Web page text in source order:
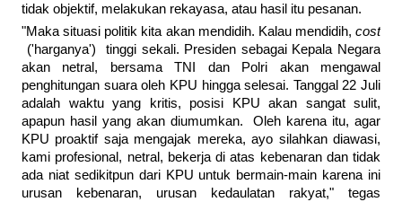
tidak objektif, melakukan rekayasa, atau hasil itu pesanan.
"Maka situasi politik kita akan mendidih. Kalau mendidih, cost
('harganya') tinggi sekali. Presiden sebagai Kepala Negara
akan netral, bersama TNI dan Polri akan mengawal
penghitungan suara oleh KPU hingga selesai. Tanggal 22 Juli
adalah waktu yang kritis, posisi KPU akan sangat sulit,
apapun hasil yang akan diumumkan. Oleh karena itu, agar
KPU proaktif saja mengajak mereka, ayo silahkan diawasi,
kami profesional, netral, bekerja di atas kebenaran dan tidak
ada niat sedikitpun dari KPU untuk bermain-main karena ini
urusan kebenaran, urusan kedaulatan rakyat," tegas